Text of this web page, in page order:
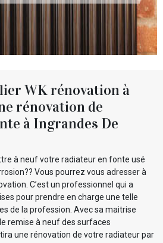
WK rénovation à
rénovation de
à Ingrandes De
à neuf votre radiateur en fonte usé
Vous pourrez vous adresser à
C’est un professionnel qui a
pour prendre en charge une telle
de la profession. Avec sa maitrise
remise à neuf des surfaces
une rénovation de votre radiateur par